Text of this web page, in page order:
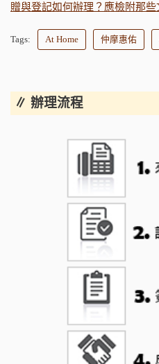
贈與登記如何辦理？應檢附那些
Tags: At Home 仲摩惠佑
∥ 辦理流程